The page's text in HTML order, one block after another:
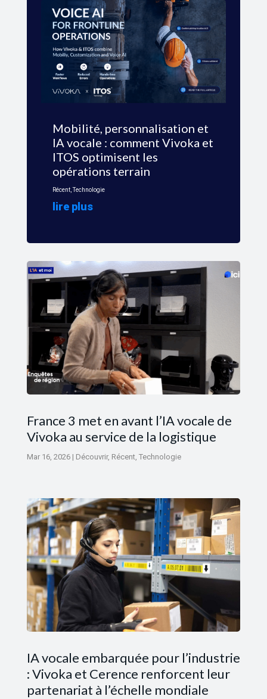
Mobilité, personnalisation et
IA vocale : comment Vivoka et
ITOS optimisent les
opérations terrain
Récent, Technologie
lire plus
France 3 met en avant l’IA vocale de
Vivoka au service de la logistique
Mar 16, 2026| Découvrir, Récent, Technologie
IA vocale embarquée pour l’industrie
: Vivoka et Cerence renforcent leur
partenariat à l’échelle mondiale